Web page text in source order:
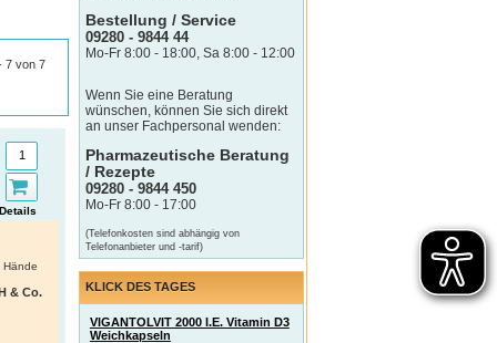
7 von 7
Hände
& Co.
Details
Bestellung / Service
09280 - 9844 44
Mo-Fr 8:00 - 18:00, Sa 8:00 - 12:00
Wenn Sie eine Beratung
wünschen, können Sie sich direkt
an unser Fachpersonal wenden:
Pharmazeutische Beratung
/ Rezepte
09280 - 9844 450
Mo-Fr 8:00 - 17:00
(Telefonkosten sind abhängig von
Telefonanbieter und -tarif)
KLICK DES TAGES
VIGANTOLVIT 2000 I.E. Vitamin D3
Weichkapseln